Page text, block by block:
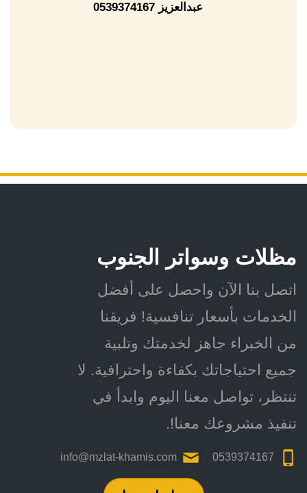
عبدالعزيز 0539374167
مظلات وسواتر الجنوب
اتصل بنا الآن واحصل على أفضل
الخدمات بأسعار تنافسية! فريقنا
من الخبراء جاهز لخدمتك وتلبية
جميع احتياجاتك بكفاءة واحترافية. لا
تنتظر، تواصل معنا اليوم وابدأ في
تنفيذ مشروعك معنا!.
0539374167
info@mzlat-khamis.com